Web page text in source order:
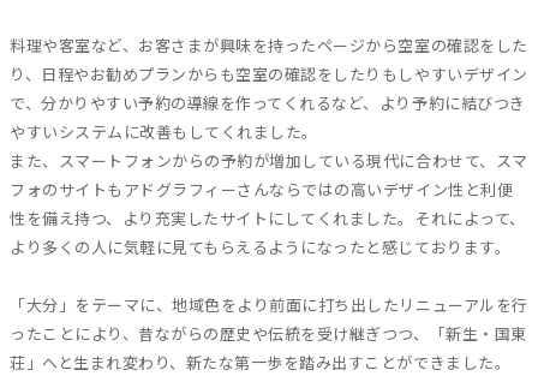
料理や客室など、お客さまが興味を持ったページから空室の確認をした
り、日程やお勧めプランからも空室の確認をしたりもしやすいデザイン
で、分かりやすい予約の導線を作ってくれるなど、より予約に結びつき
やすいシステムに改善もしてくれました。
また、スマートフォンからの予約が増加している現代に合わせて、スマ
フォのサイトもアドグラフィーさんならではの高いデザイン性と利便
性を備え持つ、より充実したサイトにしてくれました。それによって、
より多くの人に気軽に見てもらえるようになったと感じております。
「大分」をテーマに、地域色をより前面に打ち出したリニューアルを行
ったことにより、昔ながらの歴史や伝統を受け継ぎつつ、「新生・国東
荘」へと生まれ変わり、新たな第一歩を踏み出すことができました。